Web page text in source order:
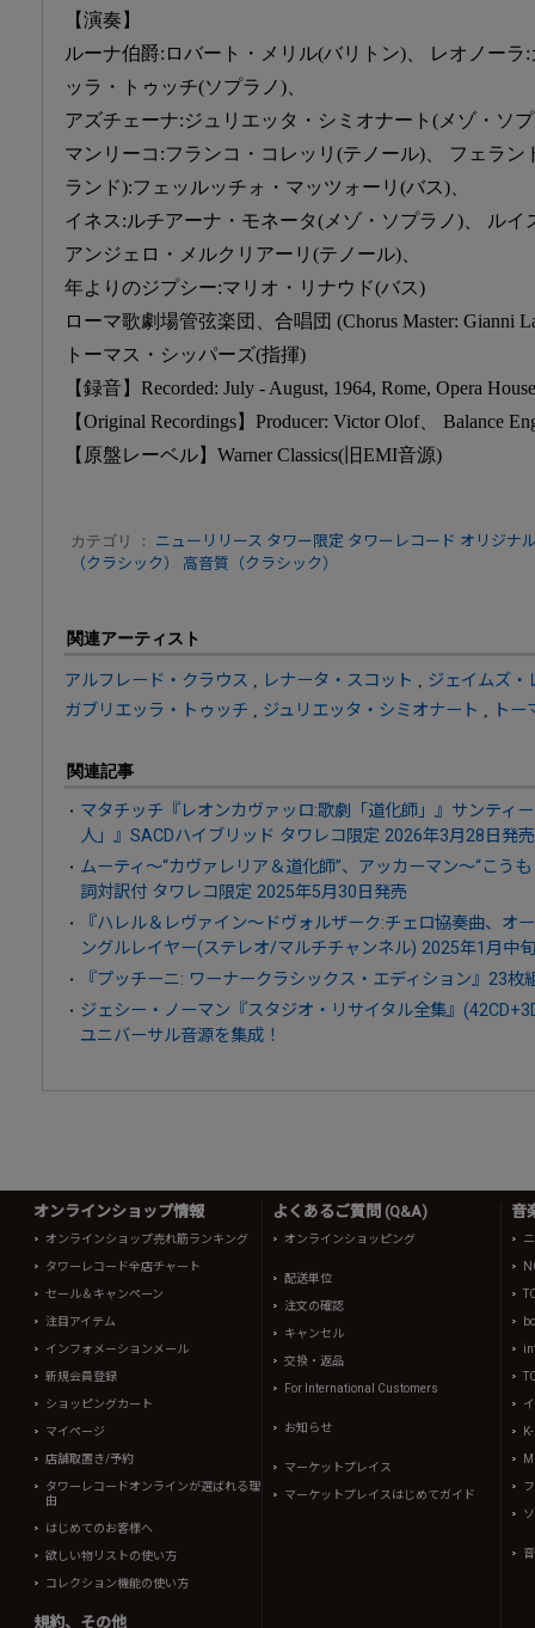
【演奏】
ルーナ伯爵:ロバート・メリル(バリトン)、 レオノーラ
ッラ・トゥッチ(ソプラノ)、
アズチェーナ:ジュリエッタ・シミオナート(メゾ・ソ
マンリーコ:フランコ・コレッリ(テノール)、 フェラン
ランド):フェッルッチォ・マッツォーリ(バス)、
イネス:ルチアーナ・モネータ(メゾ・ソプラノ)、 ルイ
アンジェロ・メルクリアーリ(テノール)、
年よりのジプシー:マリオ・リナウド(バス)
ローマ歌劇場管弦楽団、合唱団 (Chorus Master: Gianni
トーマス・シッパーズ(指揮)
【録音】Recorded: July - August, 1964, Rome, Opera House
【Original Recordings】Producer: Victor Olof、 Balance
【原盤レーベル】Warner Classics(旧EMI音源)
カテゴリ ： ニューリリース タワー限定 タワーレコード オリジナ
（クラシック）
高音質（クラシック）
関連アーティスト
アルフレード・クラウス , レナータ・スコット , ジェイムズ・
ガブリエッラ・トゥッチ , ジュリエッタ・シミオナート , ト
関連記事
マタチッチ『レオンカヴァッロ:歌劇「道化師」』サンティ
人」』SACDハイブリッド タワレコ限定 2026年3月28日発売
ムーティ～“カヴァレリア＆道化師”、アッカーマン～“こう
詞対訳付 タワレコ限定 2025年5月30日発売
『ハレル＆レヴァイン～ドヴォルザーク:チェロ協奏曲、オ
ングルレイヤー(ステレオ/マルチチャンネル) 2025年1月中
『プッチーニ: ワーナークラシックス・エディション』23
ジェシー・ノーマン『スタジオ・リサイタル全集』
ユニバーサル音源を集成！
オンラインショップ情報
オンラインショップ売れ筋ランキング
タワーレコード全店チャート
セール＆キャンペーン
注目アイテム
インフォメーションメール
新規会員登録
ショッピングカート
マイページ
店舗取置き/予約
タワーレコードオンラインが選ばれる理
由
はじめてのお客様へ
欲しい物リストの使い方
コレクション機能の使い方
規約、その他
よくあるご質問 (Q&A)
オンラインショッピング
配送単位
注文の確認
キャンセル
交換・返品
For International Customers
お知らせ
マーケットプレイス
マーケットプレイスはじめてガイド
音